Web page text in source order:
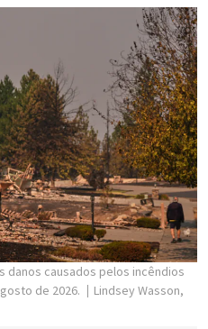
danos causados pelos incêndios
de 2026.
Lindsey Wasson,